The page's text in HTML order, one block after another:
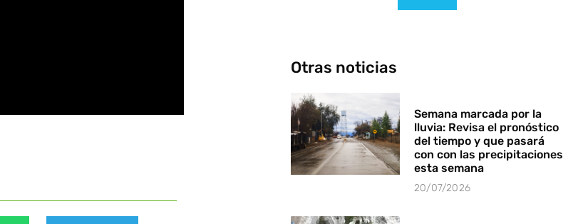
Otras noticias
Semana marcada por la
lluvia: Revisa el pronóstico
del tiempo y que pasará
con con las precipitaciones
esta semana
20/07/2026